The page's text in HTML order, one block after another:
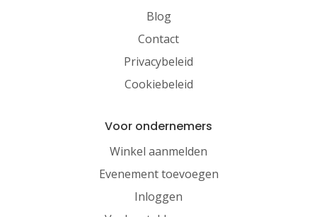
Blog
Contact
Privacybeleid
Cookiebeleid
Voor ondernemers
Winkel aanmelden
Evenement toevoegen
Inloggen